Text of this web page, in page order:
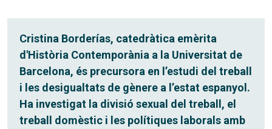
Cristina Borderías, catedràtica emèrita
d'Història Contemporània a la Universitat de
Barcelona, és precursora en l’estudi del treball
i les desigualtats de gènere a l’estat espanyol.
Ha investigat la divisió sexual del treball, el
treball domèstic i les polítiques laborals amb